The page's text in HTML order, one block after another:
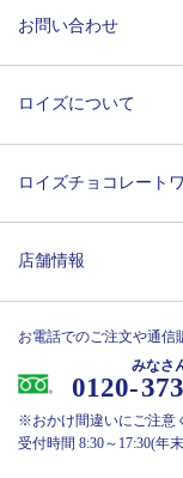
お問い合わせ
ロイズについて
ロイズチョコレート
店舗情報
お電話でのご注文や通信
0120-
みなさ
※おかけ間違いにご注意
受付時間 8:30～17:30(年